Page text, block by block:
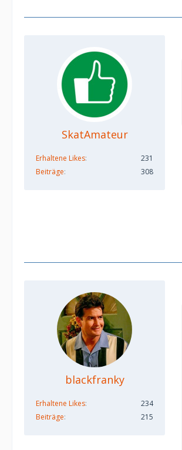
SkatAmateur
Erhaltene Likes
231
Beiträge
308
blackfranky
Erhaltene Likes
234
Beiträge
215